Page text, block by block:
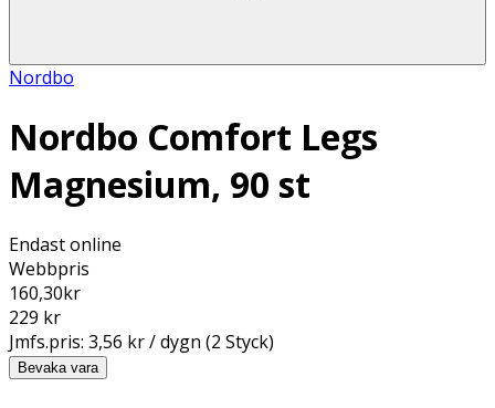
Nordbo
Nordbo Comfort Legs
Magnesium, 90 st
Endast online
Webbpris
160,30kr
229 kr
Jmfs.pris: 3,56 kr / dygn (2 Styck)
Bevaka vara